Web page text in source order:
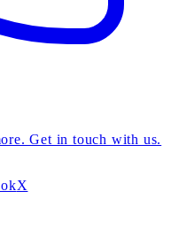
Get in touch with us.
X